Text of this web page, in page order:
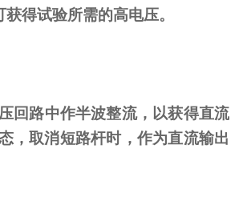
得试验所需的高电压。
回路中作半波整流，以获得直流
，取消短路杆时，作为直流输出